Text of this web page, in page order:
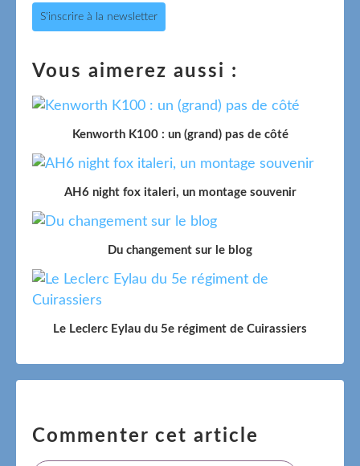
S'inscrire à la newsletter
Vous aimerez aussi :
Kenworth K100 : un (grand) pas de côté
AH6 night fox italeri, un montage souvenir
Du changement sur le blog
Le Leclerc Eylau du 5e régiment de Cuirassiers
Commenter cet article